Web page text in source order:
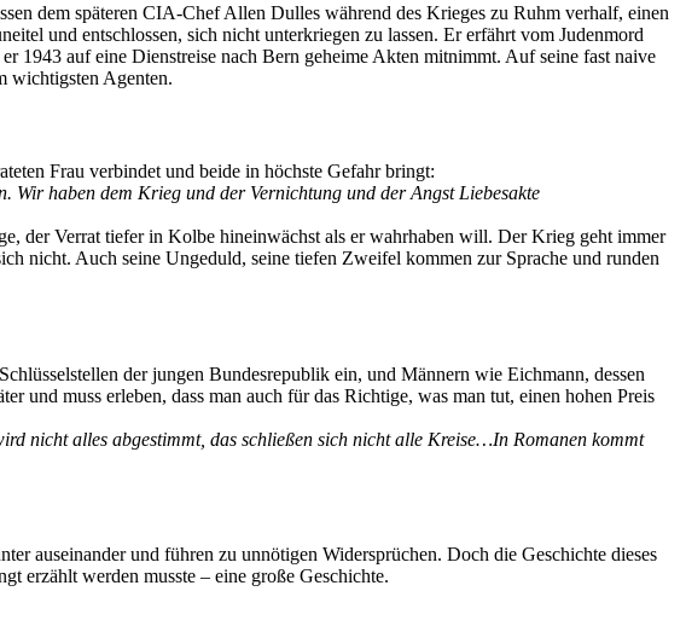
dem späteren CIA-Chef Allen Dulles während des Krieges zu Ruhm verhalf, einen
und entschlossen, sich nicht unterkriegen zu lassen. Er erfährt vom Judenmord
1943 auf eine Dienstreise nach Bern geheime Akten mitnimmt. Auf seine fast naive
wichtigsten Agenten.
Frau verbindet und beide in höchste Gefahr bringt:
haben dem Krieg und der Vernichtung und der Angst Liebesakte
der Verrat tiefer in Kolbe hineinwächst als er wahrhaben will. Der Krieg geht immer
nicht. Auch seine Ungeduld, seine tiefen Zweifel kommen zur Sprache und runden
der jungen Bundesrepublik ein, und Männern wie Eichmann, dessen
und muss erleben, dass man auch für das Richtige, was man tut, einen hohen Preis
nicht alles abgestimmt, das schließen sich nicht alle Kreise…In Romanen kommt
auseinander und führen zu unnötigen Widersprüchen. Doch die Geschichte dieses
erzählt werden musste – eine große Geschichte.